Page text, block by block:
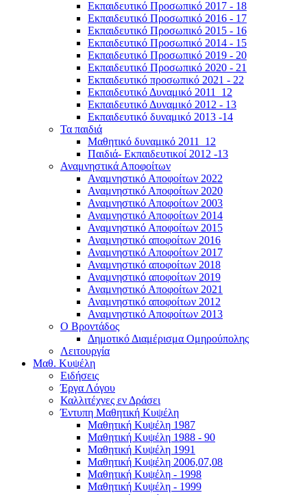
Εκπαιδευτικό Προσωπικό 2017 - 18
Εκπαιδευτικό Προσωπικό 2016 - 17
Εκπαιδευτικό Προσωπικό 2015 - 16
Εκπαιδευτικό Προσωπικό 2014 - 15
Εκπαιδευτικό Προσωπικό 2019 - 20
Εκπαιδευτικό Προσωπικό 2020 - 21
Εκπαιδευτικό προσωπικό 2021 - 22
Εκπαιδευτικό Δυναμικό 2011_12
Εκπαιδευτικό Δυναμικό 2012 - 13
Εκπαιδευτικό δυναμικό 2013 -14
Τα παιδιά
Μαθητικό δυναμικό 2011_12
Παιδιά- Εκπαιδευτικοί 2012 -13
Αναμνηστικά Αποφοίτων
Αναμνηστικό Αποφοίτων 2022
Αναμνηστικό Αποφοίτων 2020
Αναμνηστικό Αποφοίτων 2003
Αναμνηστικό Αποφοίτων 2014
Αναμνηστικό Αποφοίτων 2015
Αναμνηστικό αποφοίτων 2016
Αναμνηστικό Αποφοίτων 2017
Αναμνηστικό αποφοίτων 2018
Αναμνηστικό αποφοίτων 2019
Αναμνηστικό Αποφοίτων 2021
Αναμνηστικό αποφοίτων 2012
Αναμνηστικό Αποφοίτων 2013
Ο Βροντάδος
Δημοτικό Διαμέρισμα Ομηρούπολης
Λειτουργία
Μαθ. Κυψέλη
Ειδήσεις
Έργα Λόγου
Καλλιτέχνες εν Δράσει
Έντυπη Μαθητική Κυψέλη
Μαθητική Κυψέλη 1987
Μαθητική Κυψέλη 1988 - 90
Μαθητική Κυψέλη 1991
Μαθητική Κυψέλη 2006,07,08
Μαθητική Κυψέλη - 1998
Μαθητική Κυψέλη - 1999